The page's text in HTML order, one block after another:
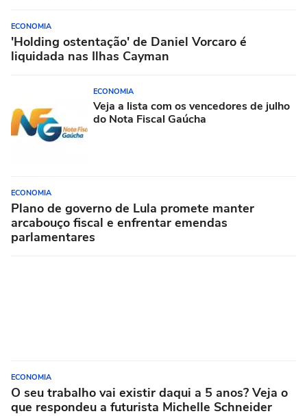
ECONOMIA
'Holding ostentação' de Daniel Vorcaro é
liquidada nas Ilhas Cayman
ECONOMIA
Veja a lista com os vencedores de julho
do Nota Fiscal Gaúcha
ECONOMIA
Plano de governo de Lula promete manter
arcabouço fiscal e enfrentar emendas
parlamentares
ECONOMIA
O seu trabalho vai existir daqui a 5 anos? Veja o
que respondeu a futurista Michelle Schneider